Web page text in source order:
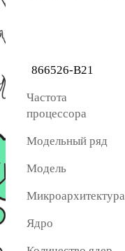
866526-B21
Частота
процессора
Модельный ряд
Модель
Микроархитектура
Ядро